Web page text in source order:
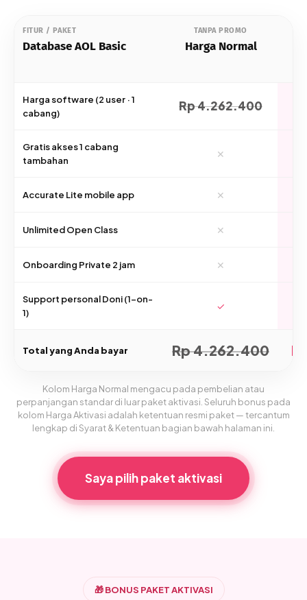
FITUR / PAKET
Database AOL Basic
TANPA PROMO
Harga Normal
Harga software (2 user · 1
cabang)
Rp 4.262.400
Gratis akses 1 cabang
tambahan
✕
Accurate Lite mobile app ✕
Unlimited Open Class ✕
Onboarding Private 2 jam ✕
Support personal Doni (1-on-
1)
✓
Total yang Anda bayar Rp 4.262.400
Kolom Harga Normal mengacu pada pembelian atau
perpanjangan standar di luar paket aktivasi. Seluruh bonus pada
kolom Harga Aktivasi adalah ketentuan resmi paket — tercantum
lengkap di Syarat & Ketentuan bagian bawah halaman ini.
Saya pilih paket aktivasi
🎁 BONUS PAKET AKTIVASI